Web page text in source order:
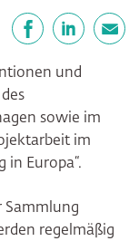
und
sowie im
im
in Europa“.
Sammlung
regelmäßig